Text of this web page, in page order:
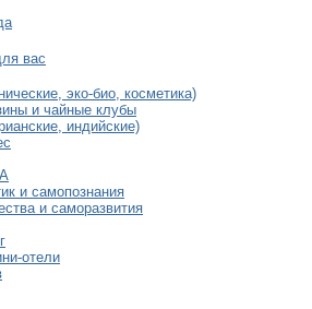
вас
эко-био, косметика)
и чайные клубы
индийские)
и самопознания
и саморазвития
отели